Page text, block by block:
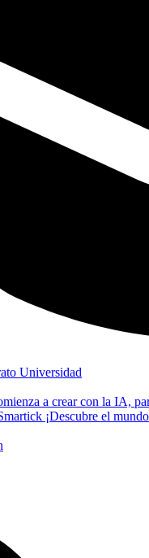
Universidad
a crear con la IA,
¡Descubre el